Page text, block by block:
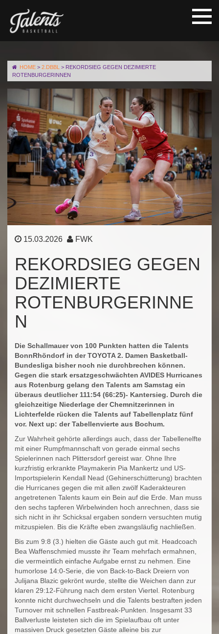
HOME > 2.DBBL > REKORDSIEG GEGEN DEZIMIERTE
ROTENBURGERINNEN
15.03.2026 FWK
REKORDSIEG GEGEN
DEZIMIERTE
ROTENBURGERINNE
N
Die Schallmauer von 100 Punkten hatten die Talents
BonnRhöndorf in der TOYOTA 2. Damen Basketball-
Bundesliga bisher noch nie durchbrechen können.
Gegen die stark ersatzgeschwächten AVIDES Hurricanes
aus Rotenburg gelang den Talents am Samstag ein
überaus deutlicher 111:54 (66:25)- Kantersieg. Durch die
gleichzeitige Niederlage der Chemnitzerinnen in
Lichterfelde rücken die Talents auf Tabellenplatz fünf
vor. Next up: der Tabellenvierte aus Bochum.
Zur Wahrheit gehörte allerdings auch, dass der Tabellenelfte
mit einer Rumpfmannschaft von gerade einmal sechs
Spielerinnen nach Plittersdorf gereist war. Ohne Ihre
kurzfristig erkrankte Playmakerin Pia Mankertz und US-
Importspielerin Kendall Nead (Gehinerschütterung) brachten
die Hurricanes gegen die mit allen zwölf Kaderakteuren
angetretenen Talents kaum ein Bein auf die Erde. Man muss
den sechs tapferen Wirbelwinden hoch anrechnen, dass sie
sich nicht in ihr Schicksal ergaben sondern versuchten mutig
mitzuspielen. Bis die Kräfte eben zwangsläufig nachließen.
Bis zum 9:8 (3.) hielten die Gäste auch gut mit. Headcoach
Bea Waffenschmied musste ihr Team mehrfach ermahnen,
die vermeintlich einfache Aufgabe ernst zu nehmen. Eine
humorlose 14:0-Serie, die von Back-to-Back Dreiern von
Julijana Blazic gekrönt wurde, stellte die Weichen dann zur
klaren 29:12-Führung nach dem ersten Viertel. Rotenburg
konnte nicht durchwechseln und die Talents bestraften jeden
Turnover mit schnellen Fastbreak-Punkten. Insgesamt 33
Ballverluste leisteten sich die im Spielaufbau oft unter
massiven Druck gesetzten Gäste alleine bis zur